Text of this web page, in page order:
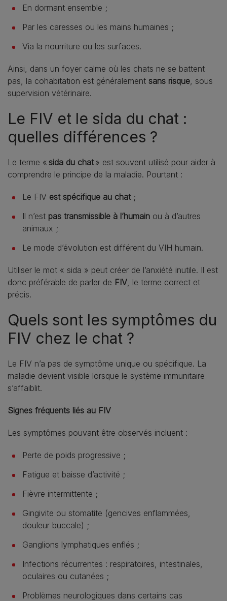
En dormant ensemble ;
Par les caresses ou les mains humaines ;
Via la nourriture ou les surfaces.
Ainsi, dans un foyer calme où les chats ne se battent
pas, la cohabitation est généralement sans risque , sous
supervision vétérinaire.
Le FIV et le sida du chat :
quelles différences ?
Le terme « sida du chat» est souvent utilisé pour aider à
comprendre le principe de la maladie. Pourtant :
Le FIV est spécifique au chat;
Il n’est pas transmissible à l’humain ou à d’autres
animaux ;
Le mode d’évolution est différent du VIH humain.
Utiliser le mot « sida » peut créer de l’anxiété inutile. Il est
donc préférable de parler de FIV , le terme correct et
précis.
Quels sont les symptômes du
FIV chez le chat ?
Le FIV n’a pas de symptôme unique ou spécifique. La
maladie devient visible lorsque le système immunitaire
s’affaiblit.
Signes fréquents liés au FIV
Les symptômes pouvant être observés incluent :
Perte de poids progressive ;
Fatigue et baisse d’activité ;
Fièvre intermittente ;
Gingivite ou stomatite (gencives enflammées,
douleur buccale) ;
Ganglions lymphatiques enflés ;
Infections récurrentes : respiratoires, intestinales,
oculaires ou cutanées ;
Problèmes neurologiques dans certains cas